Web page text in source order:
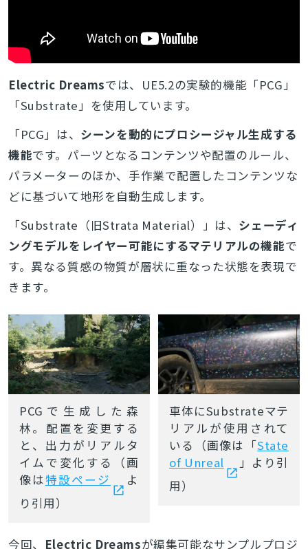
Electric Dreamsでは、UE5.2の実験的機能「PCG」
「Substrate」を使用しています。
「PCG」は、 シーンを動的にプロシージャル生成する
機能です。パーツとなるコンテンツや配置のルール、
パラメーターのほか、手作業で配置したコンテンツな
どに基づいて地形を自動生成します。
「Substrate（旧Strata Material）」は、 シェーディ
ングモデルをレイヤー可能にするマテリアルの機能で
す。異なる質感の物質が層状に重なった状態を表現で
きます。
PCGで生成した森
林。配置を変更する
と、出力がリアルタ
イムで変化する（画
像は特設ページ
よ
り引用）
車体にSubstrateマテ
リアルが使用されて
いる（画像は「State
of Unreal
」より引
用）
今回、 Electric Dreamsが編集可能なサンプルプロジ